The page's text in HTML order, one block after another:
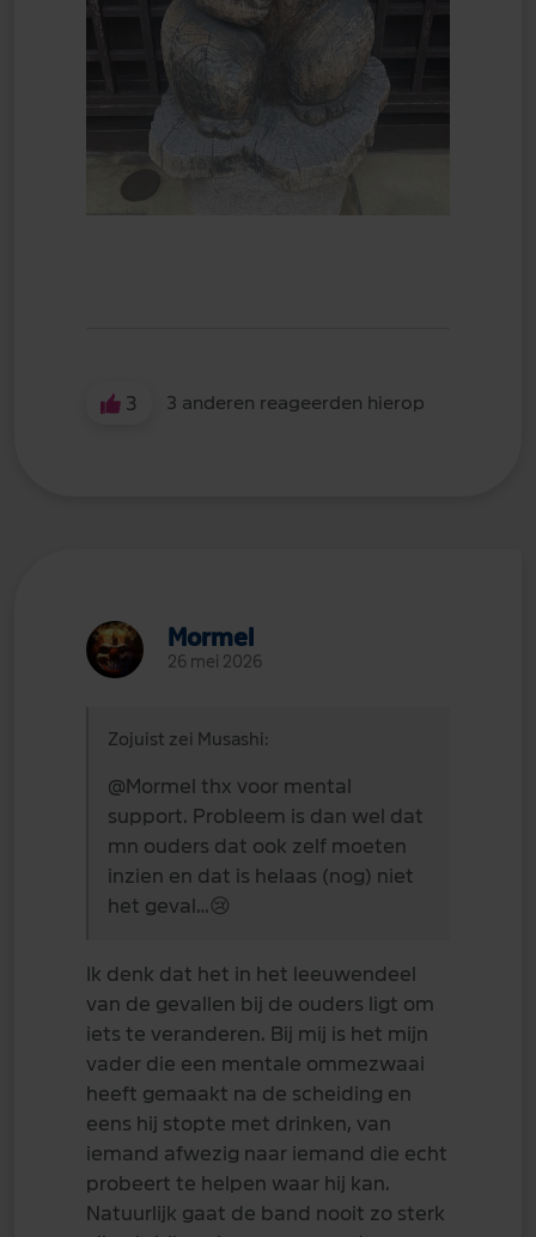
3 3 anderen reageerden hierop
Mormel
26 mei 2026
Zojuist zei Musashi:
@Mormel thx voor mental
support. Probleem is dan wel dat
mn ouders dat ook zelf moeten
inzien en dat is helaas (nog) niet
het geval…😢
Ik denk dat het in het leeuwendeel
van de gevallen bij de ouders ligt om
iets te veranderen. Bij mij is het mijn
vader die een mentale ommezwaai
heeft gemaakt na de scheiding en
eens hij stopte met drinken, van
iemand afwezig naar iemand die echt
probeert te helpen waar hij kan.
Natuurlijk gaat de band nooit zo sterk